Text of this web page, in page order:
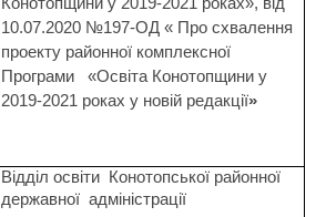
10.07.2020 №197-ОД « Про схвалення
проекту районної комплексної
Програми
«Освіта Конотопщини у
2019-2021 роках у новій редакції»
Відділ освіти
Конотопської районної
державної адміністрації